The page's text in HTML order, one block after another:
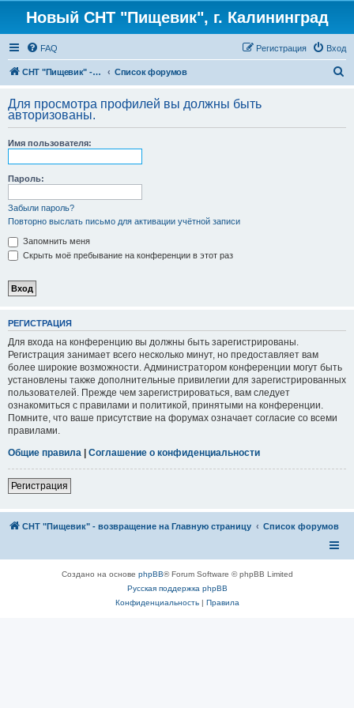
Новый СНТ "Пищевик", г. Калининград
FAQ Вход
Регистрация
СНТ "Пищевик" - возвращение на Главную страницу Список форумов
с
Для просмотра профилей вы должны быть
авторизованы.
Имя пользователя:
Пароль:
Забыли пароль?
Повторно выслать письмо для активации учётной записи
Запомнить меня
Скрыть моё пребывание на конференции в этот раз
РЕГИСТРАЦИЯ
Для входа на конференцию вы должны быть зарегистрированы.
Регистрация занимает всего несколько минут, но предоставляет вам
более широкие возможности. Администратором конференции могут быть
установлены также дополнительные привилегии для зарегистрированных
пользователей. Прежде чем зарегистрироваться, вам следует
ознакомиться с правилами и политикой, принятыми на конференции.
Помните, что ваше присутствие на форумах означает согласие со всеми
правилами.
Общие правила | Соглашение о конфиденциальности
Регистрация
СНТ "Пищевик" - возвращение на Главную страницу Список форумов
Создано на основе phpBB® Forum Software © phpBB Limited
Русская поддержка phpBB
Конфиденциальность| Правила